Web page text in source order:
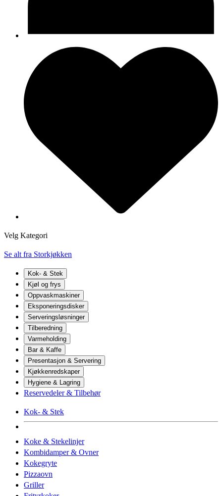
Velg Kategori
Se alt fra Storkjøkken
Kok- & Stek
Kjøl og frys
Oppvaskmaskiner
Eksponeringsdisker
Serveringsløsninger
Tilberedning
Varmeholding
Bar & Kaffe
Presentasjon & Servering
Kjøkkenredskaper
Hygiene & Lagring
Reservedeler & Tilbehør
Kok- & Stek
Koke & Stekelinjer
Kombidamper & Ovner
Kokegryte
Pizzaovn
Griller